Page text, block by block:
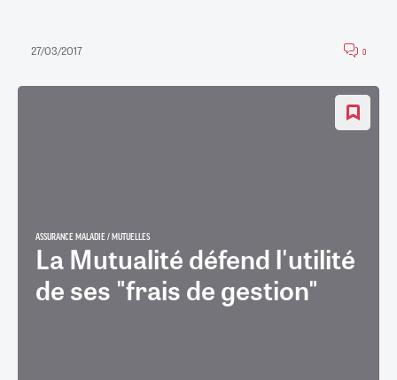
27/03/2017 0
ASSURANCE MALADIE / MUTUELLES
La Mutualité défend l'utilité
de ses "frais de gestion"